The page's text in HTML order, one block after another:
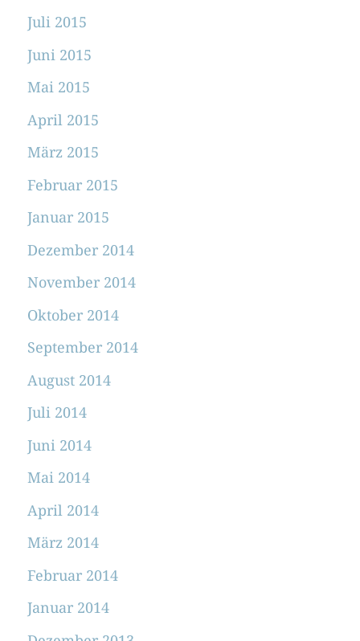
Juli 2015
Juni 2015
Mai 2015
April 2015
März 2015
Februar 2015
Januar 2015
Dezember 2014
November 2014
Oktober 2014
September 2014
August 2014
Juli 2014
Juni 2014
Mai 2014
April 2014
März 2014
Februar 2014
Januar 2014